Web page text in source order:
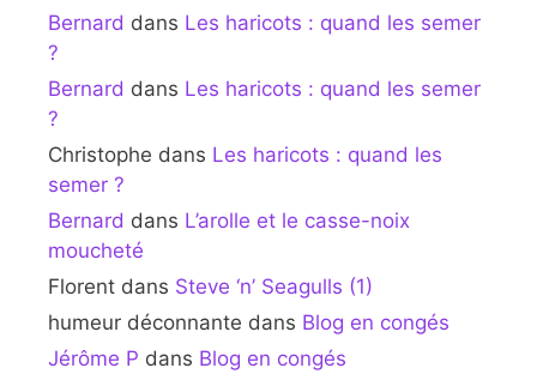
Bernard dans Les haricots : quand les semer
?
Bernard dans Les haricots : quand les semer
?
Christophe dans Les haricots : quand les
semer ?
Bernard dans L’arolle et le casse-noix
moucheté
Florent dans Steve ‘n’ Seagulls (1)
humeur déconnante dans Blog en congés
Jérôme P dans Blog en congés